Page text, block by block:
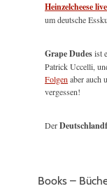
Heinzelcheese
um deutsche
Grape Dudesist
Patrick Uccelli,
Folgen aber auch
vergessen!
Der
Books –